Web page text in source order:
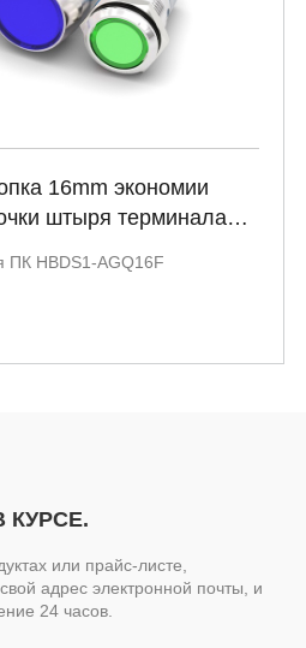
16mm экономии
штыря терминала
PC серии
ПК HBDS1-AGQ16F
или прайс-листе,
адрес электронной почты, и
24 часов.